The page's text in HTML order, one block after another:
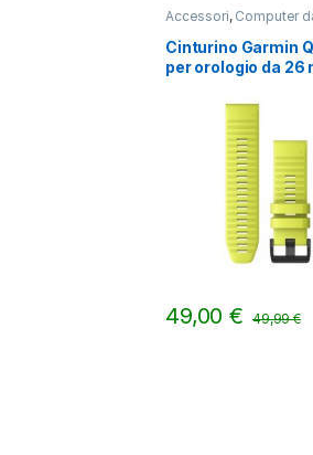
Accessori, Computer
Cinturino Garmin
per orologio da 26
49,00€ 49,99€